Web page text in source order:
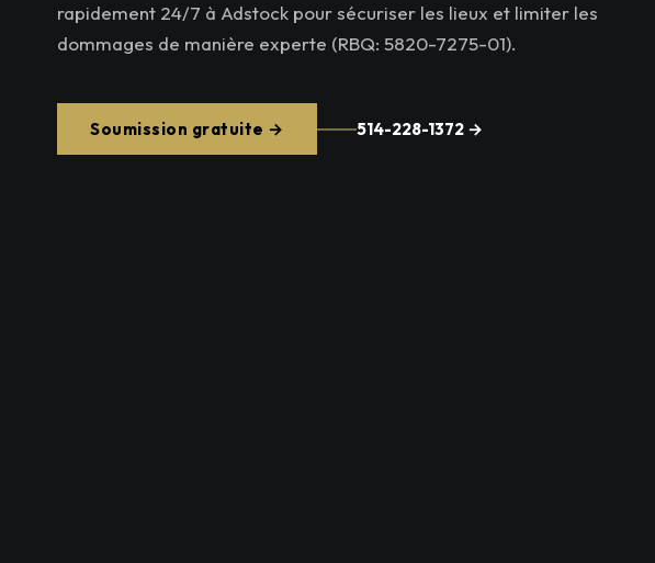
rapidement 24/7 à Adstock pour sécuriser les lieux et limiter les
dommages de manière experte (RBQ: 5820-7275-01).
Soumission gratuite → 514-228-1372 →